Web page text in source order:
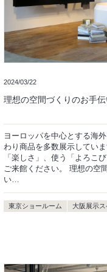
2024/03/22
理想の空間づくりのお手
ヨーロッパを中心とする海
わり商品を多数展示してい
「楽しさ」、使う「よろこ
ご来館ください。 理想の空
い…
東京ショールーム 大阪展示ス